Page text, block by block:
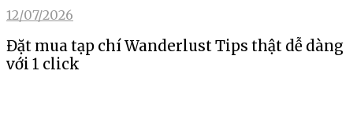
12/07/2026
Đặt mua tạp chí Wanderlust Tips thật dễ dàng
với 1 click